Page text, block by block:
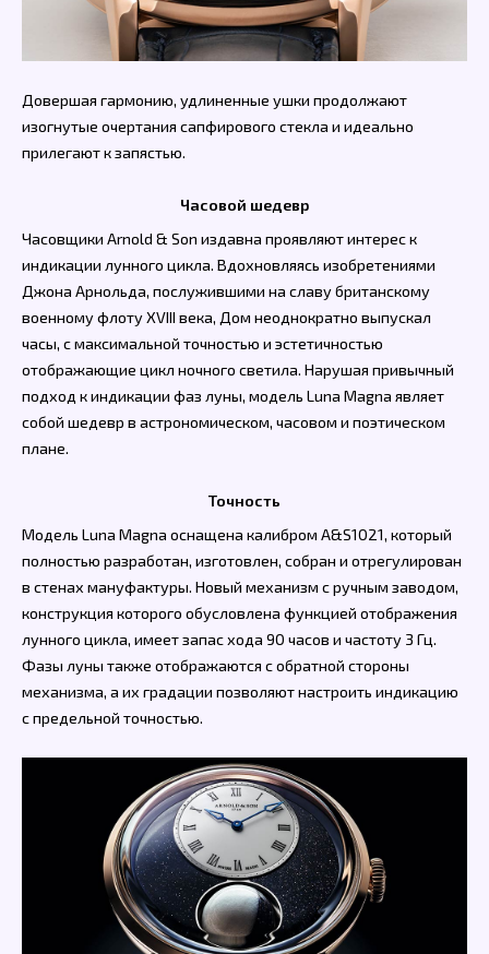
Довершая гармонию, удлиненные ушки продолжают
изогнутые очертания сапфирового стекла и идеально
прилегают к запястью.
Часовой шедевр
Часовщики Arnold & Son издавна проявляют интерес к
индикации лунного цикла. Вдохновляясь изобретениями
Джона Арнольда, послужившими на славу британскому
военному флоту XVIII века, Дом неоднократно выпускал
часы, с максимальной точностью и эстетичностью
отображающие цикл ночного светила. Нарушая привычный
подход к индикации фаз луны, модель Luna Magna являет
собой шедевр в астрономическом, часовом и поэтическом
плане.
Точность
Модель Luna Magna оснащена калибром A&S1021, который
полностью разработан, изготовлен, собран и отрегулирован
в стенах мануфактуры. Новый механизм с ручным заводом,
конструкция которого обусловлена функцией отображения
лунного цикла, имеет запас хода 90 часов и частоту 3 Гц.
Фазы луны также отображаются с обратной стороны
механизма, а их градации позволяют настроить индикацию
с предельной точностью.